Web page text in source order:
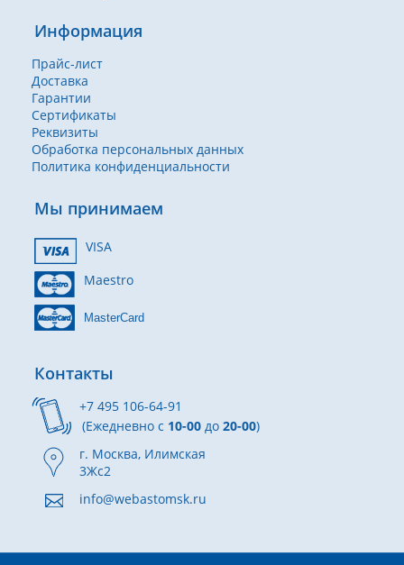
Информация
Прайс-лист
Доставка
Гарантии
Сертификаты
Реквизиты
Обработка персональных данных
Политика конфиденциальности
Мы принимаем
VISA
Maestro
MasterCard
Контакты
+7 495 106-64-91
(Ежедневно с 10-00 до 20-00)
г. Москва, Илимская
3Жс2
info@webastomsk.ru